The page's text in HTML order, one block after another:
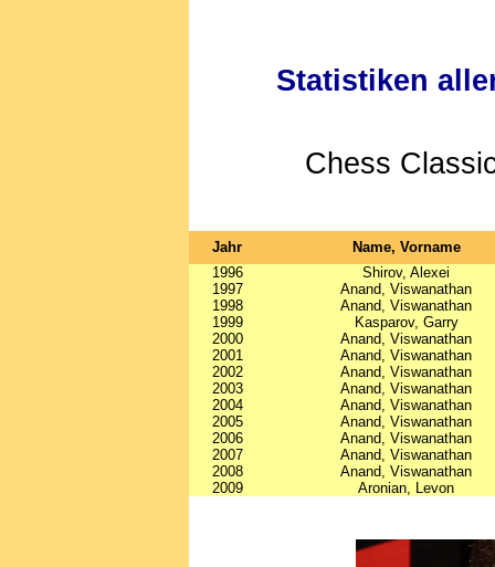
Statistiken
Chess
Jahr
Name, Vorname
1996
Shirov, Alexei
1997
Anand, Viswanathan
1998
Anand, Viswanathan
1999
Kasparov, Garry
2000
Anand, Viswanathan
2001
Anand, Viswanathan
2002
Anand, Viswanathan
2003
Anand, Viswanathan
2004
Anand, Viswanathan
2005
Anand, Viswanathan
2006
Anand, Viswanathan
2007
Anand, Viswanathan
2008
Anand, Viswanathan
2009
Aronian, Levon